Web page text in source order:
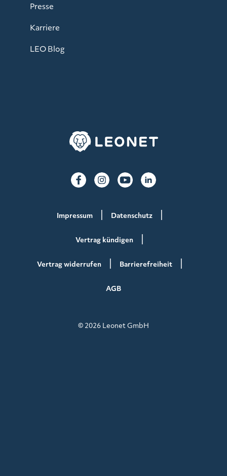
Presse
Karriere
LEO Blog
Impressum Datenschutz
Vertrag kündigen
Vertrag widerrufen Barrierefreiheit
AGB
© 2026 Leonet GmbH